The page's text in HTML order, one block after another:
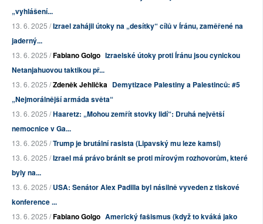
„vyhlášení...
13. 6. 2025 /Izrael zahájil útoky na „desítky“ cílů v Íránu, zaměřené na
jaderný...
13. 6. 2025 /Fabiano Golgo Izraelské útoky proti Íránu jsou cynickou
Netanjahuovou taktikou př...
13. 6. 2025 /Zdeněk Jehlička Demytizace Palestiny a Palestinců: #5
„Nejmorálnější armáda světa“
13. 6. 2025 /Haaretz: „Mohou zemřít stovky lidí“: Druhá největší
nemocnice v Ga...
13. 6. 2025 /Trump je brutální rasista (Lipavský mu leze kamsi)
13. 6. 2025 /Izrael má právo bránit se proti mírovým rozhovorům, které
byly na...
13. 6. 2025 /USA: Senátor Alex Padilla byl násilně vyveden z tiskové
konference ...
13. 6. 2025 /Fabiano Golgo Americký fašismus (když to kváká jako